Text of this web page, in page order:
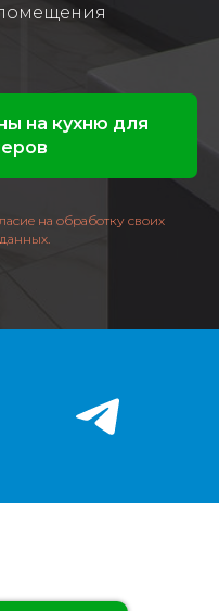
на кухню для
на обработку своих